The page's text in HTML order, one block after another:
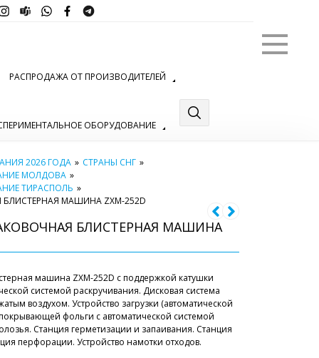
РАСПРОДАЖА ОТ ПРОИЗВОДИТЕЛЕЙ
ОБОРУДОВАНИЕ
2026 ГОДА » СТРАНЫ СНГ »
МОЛДОВА »
ТИРАСПОЛЬ »
МАШИНА ZXM-252D
БЛИСТЕРНАЯ МАШИНА
машина ZXM-252D с поддержкой катушки
системой раскручивания. Дисковая система
воздухом. Устройство загрузки (автоматической
фольги с автоматической системой
Станция герметизации и запаивания. Станция
перфорации. Устройство намотки отходов.